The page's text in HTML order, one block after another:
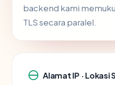
backend kami
TLS secara paralel.
Alamat IP · Lokasi